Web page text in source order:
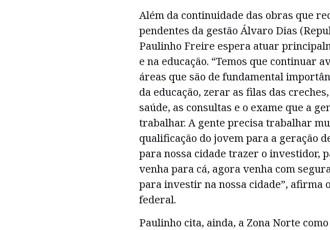
Além da continuidade das obras que
pendentes da gestão Álvaro Dias
Paulinho Freire espera atuar
e na educação. “Temos que continuar
áreas que são de fundamental
da educação, zerar as filas das
saúde, as consultas e o exame que a
trabalhar. A gente precisa trabalhar
qualificação do jovem para a geração
para nossa cidade trazer o investidor,
venha para cá, agora venha com
para investir na nossa cidade”, afirma
federal.
Paulinho cita, ainda, a Zona Norte